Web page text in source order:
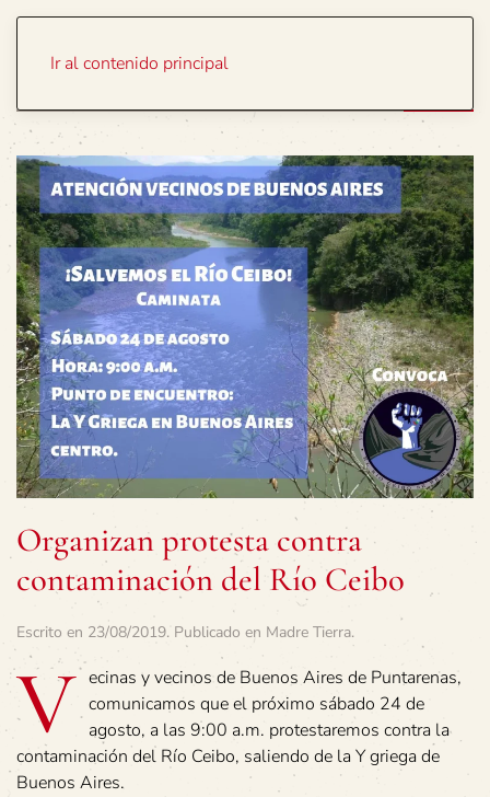
Ir al contenido principal
Organizan protesta contra
contaminación del Río Ceibo
Escrito en 23/08/2019. Publicado en Madre Tierra.
V ecinas y vecinos de Buenos Aires de Puntarenas,
comunicamos que el próximo sábado 24 de
agosto, a las 9:00 a.m. protestaremos contra la
contaminación del Río Ceibo, saliendo de la Y griega de
Buenos Aires.